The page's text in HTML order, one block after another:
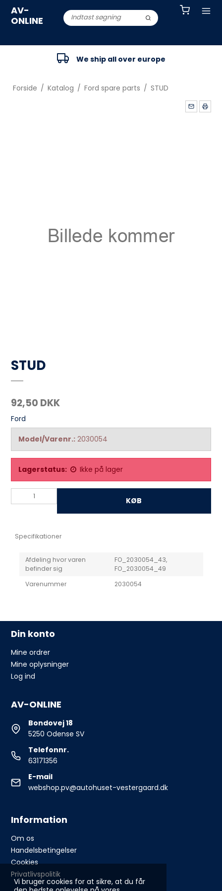
Vi bruger cookies for at sikre, at du får
AV-
ONLINE
We ship all over europe
Forside / Katalog / Ford spare parts / STUD
STUD
92,50 DKK
Ford
Model/Varenr.: 2030054
Lagerstatus: Ikke på lager
KØB
Specifikationer
Afdeling hvor varen
befinder sig
FO_2030054_43,
FO_2030054_49
Varenummer
2030054
Din konto
Mine ordrer
Mine oplysninger
Log ind
AV-ONLINE
Bondovej 18
5250 Odense SV
Telefonnr.
63171356
E-mail
webshop.pv@autohuset-vestergaard.dk
Information
Om os
Handelsbetingelser
Cookies
Privatlivspolitik